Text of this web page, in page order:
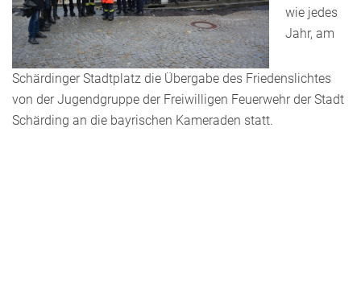
wie jedes
Jahr, am
Schärdinger Stadtplatz die Übergabe des Friedenslichtes
von der Jugendgruppe der Freiwilligen Feuerwehr der Stadt
Schärding an die bayrischen Kameraden statt.